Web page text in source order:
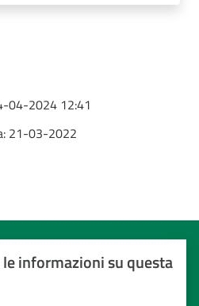
04-2024 12:41
21-03-2022
informazioni su questa